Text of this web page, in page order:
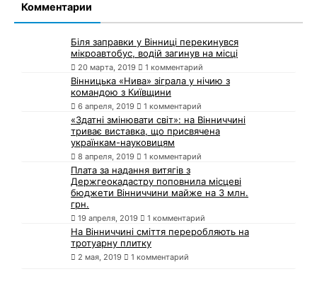
Комментарии
Біля заправки у Вінниці перекинувся
мікроавтобус, водій загинув на місці
20 марта, 2019 1 комментарий
Вінницька «Нива» зіграла у нічию з
командою з Київщини
6 апреля, 2019 1 комментарий
«Здатні змінювати світ»: на Вінниччині
триває виставка, що присвячена
українкам-науковицям
8 апреля, 2019 1 комментарий
Плата за надання витягів з
Держгеокадастру поповнила місцеві
бюджети Вінниччини майже на 3 млн.
грн.
19 апреля, 2019 1 комментарий
На Вінниччині сміття переробляють на
тротуарну плитку
2 мая, 2019 1 комментарий